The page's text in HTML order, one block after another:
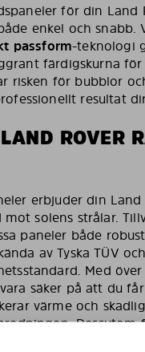
för din Land
enkel och snabb.
passform-teknologi
färdigskurna
risken för bubblor
resultat
ROVER
erbjuder din Land
mot solens strålar.
paneler både
av Tyska TÜV
Med
säker på att du
värme och
Dessutom
säkerhet.